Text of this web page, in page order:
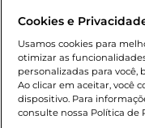
cliente. Os preços,
o e-commerce e
sofrer alterações sem
de bebidas alcoólicas
Lei n.º 8069/90, art.
Adolescente). Preços
Cookies e
Usamos cookies para
otimizar as
personalizadas para você,
Ao clicar em aceitar, você
dispositivo. Para
consulte nossa Política de